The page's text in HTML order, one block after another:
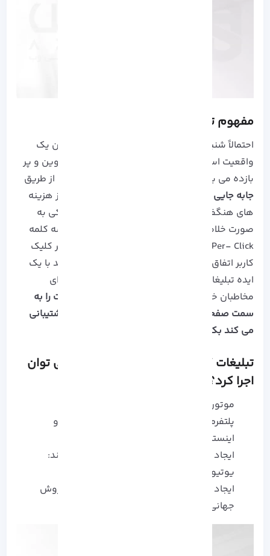
مفهوم تبلیغات کلیکی چیست؟
احتمالاً شنیده باید که تبلیغات خوب و بد ندارد! این یک
واقعیت است! تبلیغات کلیکی یکی از روش های نوین و پر
بازده می باشد که می توانید به صورت هوشندانه از طریق
جابه جایی خیال یا حس فقط با یک کلیک کاربران
از هزینه
های هنگفت تبلیغات دوری کنید. به تبلیغات کلیکی به
صورت خلاصه PPC نیز گفته می شود که مخفف سه کلمه
Pay- Per- Click است و پرداخت هزینه در ازای هر کلیک
کاربر اتفاق می افتد. به همین سبب شما می توانید با یک
ایده تبلیغاتی درست به راحتی نام تجاری خود را برای
مخاطبان خاص قابل مشاهده کرده و
کاربران تارگت را به
سمت صفحات با ارزشی که از اهداف تجاری شما پشتیبانی
می کند بکشانید!
تبلیغات کلیکی را در چه پلتفرم هایی می توان
اجرا کرد؟
موتور های جستجو مانند: Google و Bing
پلتفرم های رسانه اجتماعی مانند: FaceBook و
اینستاگرام
ایجاد بنر های مختلف در وب سایت هایی مانند:
یوتیوب و آپارات
ایجاد لینک تبلیغات در پلتفرم های خرید و فروش
جهانی مانند: Amazoon